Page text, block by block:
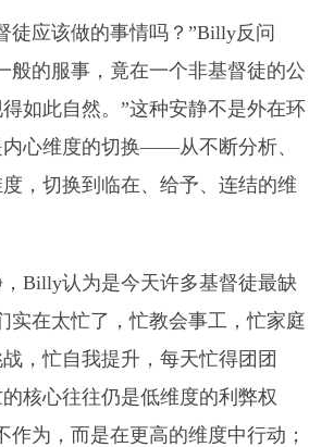
徒应该做的事情吗？”Billy反问
般的服事，竟在一个非基督徒的公
如此自然。”这种安静不是外在环
心维度的切换——从不断分析、
，切换到临在、给予、连结的维
Billy认为是今天许多基督徒最缺
实在太忙了，忙教会事工，忙家庭
，忙自我提升，每天忙得团团
核心往往仍是低维度的利弊权
作为，而是在更高的维度中行动；